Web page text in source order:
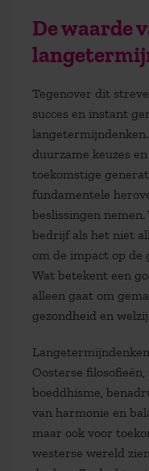
De waarde
Tegenover dit
succes en instant
duurzame keuzes
toekomstige
fundamentele
beslissingen
bedrijf als het niet
om de impact op de
Wat betekent een
alleen gaat om
gezondheid en
Oosterse
boeddhisme,
van harmonie en
maar ook voor
westerse wereld